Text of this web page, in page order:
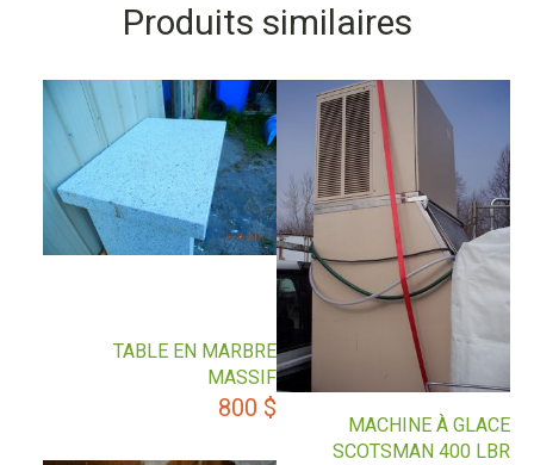
Produits similaires
MACHINE À GLACE
SCOTSMAN 400 LBR
TABLE EN MARBRE
MASSIF
800 $